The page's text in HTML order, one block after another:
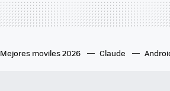
Mejores moviles 2026 Claude